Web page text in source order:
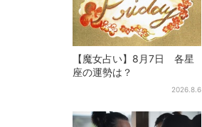
【魔女占い】8月7日 各星
座の運勢は？
2026.8.6